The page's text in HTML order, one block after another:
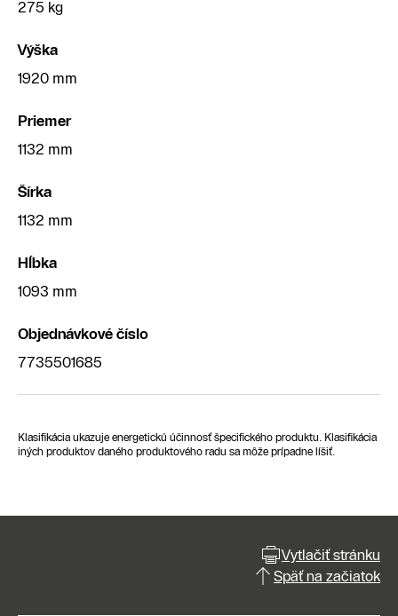
275 kg
Výška
1920 mm
Priemer
1132 mm
Šírka
1132 mm
Hĺbka
1093 mm
Objednávkové číslo
7735501685
Klasifikácia ukazuje energetickú účinnosť špecifického produktu. Klasifikácia
iných produktov daného produktového radu sa môže prípadne líšiť.
Vytlačiť stránku
Späť na začiatok